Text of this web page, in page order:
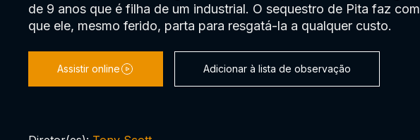
de 9 anos que é filha de um industrial. O sequestro de Pita faz com
que ele, mesmo ferido, parta para resgatá-la a qualquer custo.
Assistir online Adicionar à lista de observação